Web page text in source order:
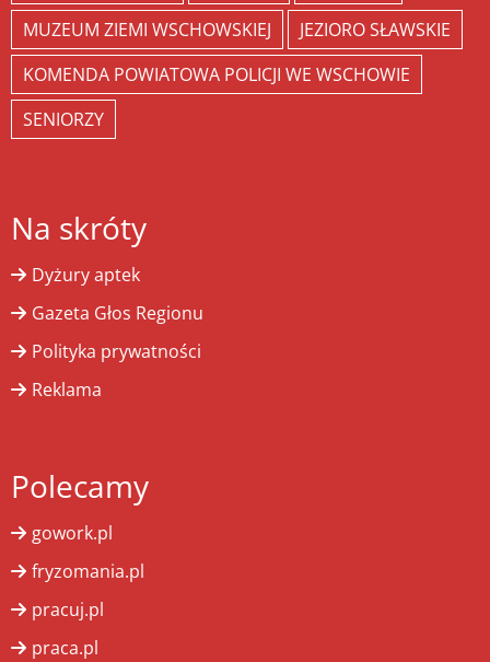
MUZEUM ZIEMI WSCHOWSKIEJ
JEZIORO SŁAWSKIE
KOMENDA POWIATOWA POLICJI WE WSCHOWIE
SENIORZY
Na skróty
Dyżury aptek
Gazeta Głos Regionu
Polityka prywatności
Reklama
Polecamy
gowork.pl
fryzomania.pl
pracuj.pl
praca.pl